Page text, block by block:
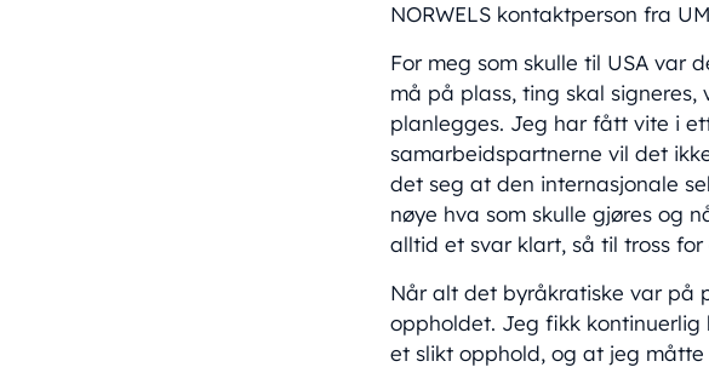
NORWELS kontaktperson fra
For meg som skulle til USA var
må på plass, ting skal
planlegges. Jeg har fått vite i
samarbeidspartnerne vil det
det seg at den internasjonale
nøye hva som skulle gjøres og
alltid et svar klart, så til tross
Når alt det byråkratiske var på
oppholdet. Jeg fikk
et slikt opphold, og at jeg